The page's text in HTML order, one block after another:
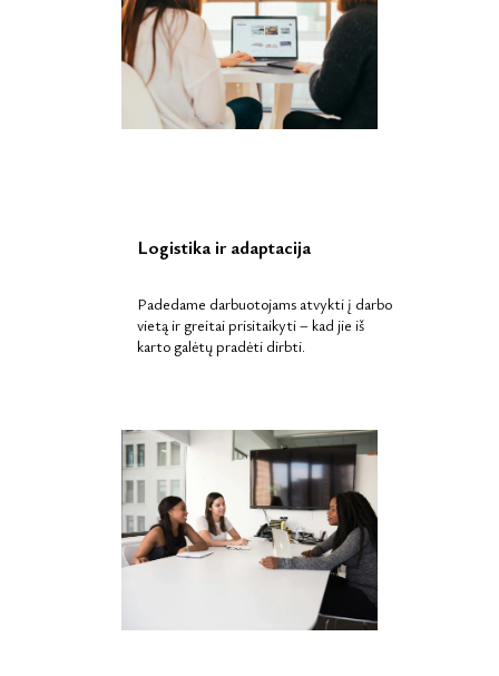
Logistika ir adaptacija
Padedame darbuotojams atvykti į darbo
vietą ir greitai prisitaikyti – kad jie iš
karto galėtų pradėti dirbti.